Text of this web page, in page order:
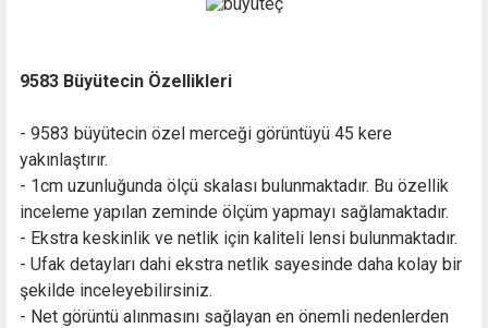
9583 Büyütecin Özellikleri
- 9583 büyütecin özel merceği görüntüyü 45 kere
yakınlaştırır.
- 1cm uzunluğunda ölçü skalası bulunmaktadır. Bu özellik
inceleme yapılan zeminde ölçüm yapmayı sağlamaktadır.
- Ekstra keskinlik ve netlik için kaliteli lensi bulunmaktadır.
- Ufak detayları dahi ekstra netlik sayesinde daha kolay bir
şekilde inceleyebilirsiniz.
- Net görüntü alınmasını sağlayan en önemli nedenlerden